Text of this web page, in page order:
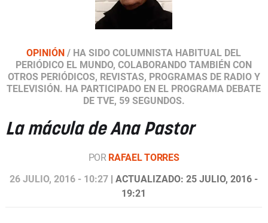
OPINIÓN / HA SIDO COLUMNISTA HABITUAL DEL
PERIÓDICO EL MUNDO, COLABORANDO TAMBIÉN CON
OTROS PERIÓDICOS, REVISTAS, PROGRAMAS DE RADIO Y
TELEVISIÓN. HA PARTICIPADO EN EL PROGRAMA DEBATE
DE TVE, 59 SEGUNDOS.
La mácula de Ana Pastor
POR RAFAEL TORRES
26 JULIO, 2016 - 10:27 | ACTUALIZADO: 25 JULIO, 2016 -
19:21